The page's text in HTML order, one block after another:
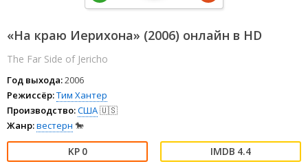
«На краю Иерихона» (2006) онлайн в HD
The Far Side of Jericho
Год выхода:2006
Режиссёр:Тим Хантер
Производство:США🇺🇸
Жанр:вестерн 🐎
0 4.4